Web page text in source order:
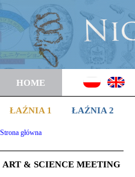
HOME
Strona główna
ŁAŹNIA 1 ŁAŹNIA 2
ART & SCIENCE MEETING